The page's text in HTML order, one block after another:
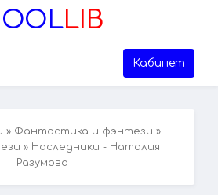
LIB
Кабинет
» Фантастика и фэнтези »
» Наследники - Наталия
Разумова